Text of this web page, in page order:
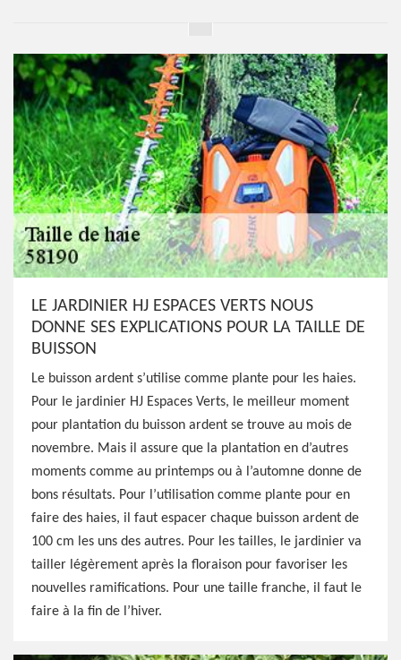
LE JARDINIER HJ ESPACES VERTS NOUS
DONNE SES EXPLICATIONS POUR LA TAILLE DE
BUISSON
Le buisson ardent s’utilise comme plante pour les haies.
Pour le jardinier HJ Espaces Verts, le meilleur moment
pour plantation du buisson ardent se trouve au mois de
novembre. Mais il assure que la plantation en d’autres
moments comme au printemps ou à l’automne donne de
bons résultats. Pour l’utilisation comme plante pour en
faire des haies, il faut espacer chaque buisson ardent de
100 cm les uns des autres. Pour les tailles, le jardinier va
tailler légèrement après la floraison pour favoriser les
nouvelles ramifications. Pour une taille franche, il faut le
faire à la fin de l’hiver.